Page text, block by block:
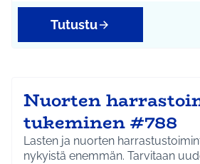
Tutustu
Nuorten
tukeminen #788
Lasten ja nuorten
nykyistä enemmän. Tarvitaan